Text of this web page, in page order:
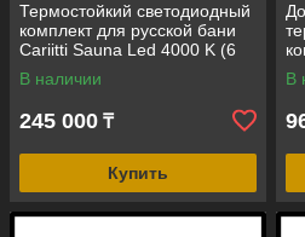
Термостойкий светодиодный
комплект для русской бани
Cariitti Sauna Led 4000 K (6
светодиодов +
трансформатор)
В наличии
245 000 ₸
Купить
В